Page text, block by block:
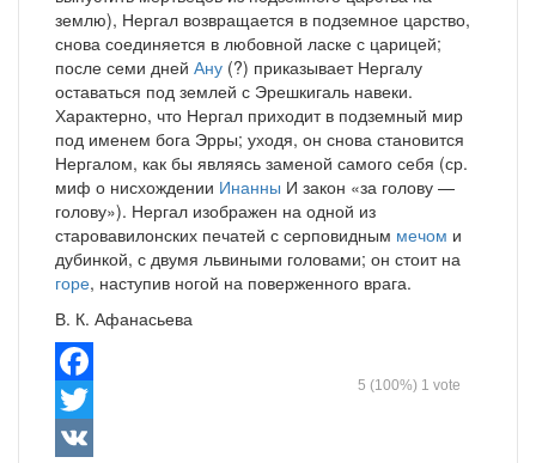
землю), Нергал возвращается в подземное царство,
снова соединяется в любовной ласке с царицей;
после семи дней Ану (?) приказывает Нергалу
оставаться под землей с Эрешкигаль навеки.
Характерно, что Нергал приходит в подземный мир
под именем бога Эрры; уходя, он снова становится
Нергалом, как бы являясь заменой самого себя (ср.
миф о нисхождении Инанны И закон «за голову —
голову»). Нергал изображен на одной из
старовавилонских печатей с серповидным мечом и
дубинкой, с двумя львиными головами; он стоит на
горе, наступив ногой на поверженного врага.
В. К. Афанасьева
5 (100%) 1 vote
Facebook
Twitter